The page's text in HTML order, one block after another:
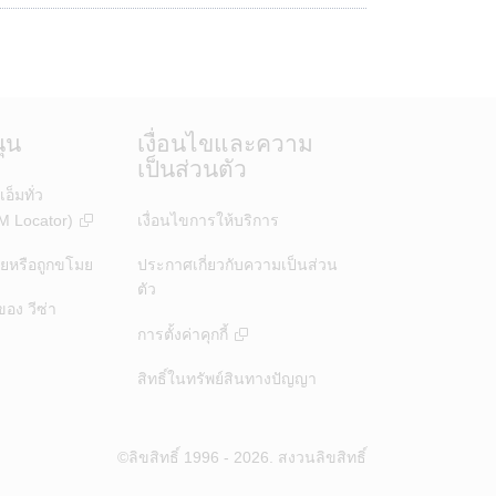
น
อ็มทั่ว
Locator)
หรือถูกขโมย
อง วีซ่า
เงื่อนไขและความ
เป็นส่วนตัว
เงื่อนไขการให้บริการ
ประกาศเกี่ยวกับความเป็นส่วน
ตัว
การตั้งค่าคุกกี้
สิทธิ์ในทรัพย์สินทางปัญญา
©ลิขสิทธิ์ 1996 - 2026. สงวนลิขสิทธิ์